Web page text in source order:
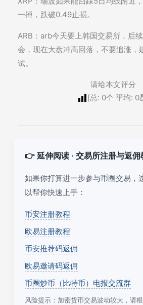
一搏，跌破0.49止损。
ARB：arb今天要上韩国交易所，后
会，现在大盘冲高回落，不要追涨，
试。
请给本文评分
[总: 0个 平均: 0
👉 延伸阅读 · 交易所注册与返佣
如果你打算进一步参与币圈交易，
以帮你快速上手：
币安注册教程
欧易注册教程
币安推荐码返佣
欧易邀请码返佣
币圈炒币（比特币）电报交流群
风险提示：加密货币交易波动较大，请